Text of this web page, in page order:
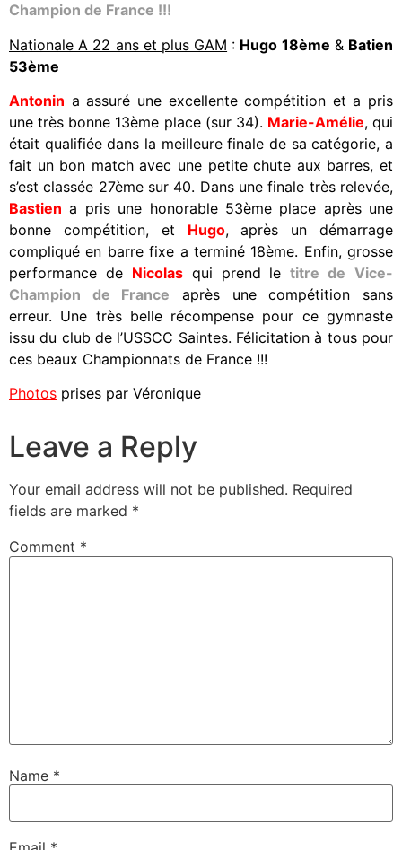
Champion de France !!!
Nationale A 22 ans et plus GAM : Hugo 18ème & Batien
53ème
Antonin a assuré une excellente compétition et a pris
une très bonne 13ème place (sur 34). Marie-Amélie, qui
était qualifiée dans la meilleure finale de sa catégorie, a
fait un bon match avec une petite chute aux barres, et
s’est classée 27ème sur 40. Dans une finale très relevée,
Bastien a pris une honorable 53ème place après une
bonne compétition, et Hugo, après un démarrage
compliqué en barre fixe a terminé 18ème. Enfin, grosse
performance de Nicolasqui prend letitre de Vice-
Champion de France après une compétition sans
erreur. Une très belle récompense pour ce gymnaste
issu du club de l’USSCC Saintes. Félicitation à tous pour
ces beaux Championnats de France !!!
Photos prises par Véronique
Leave a Reply
Your email address will not be published. Required
fields are marked *
Comment *
Name *